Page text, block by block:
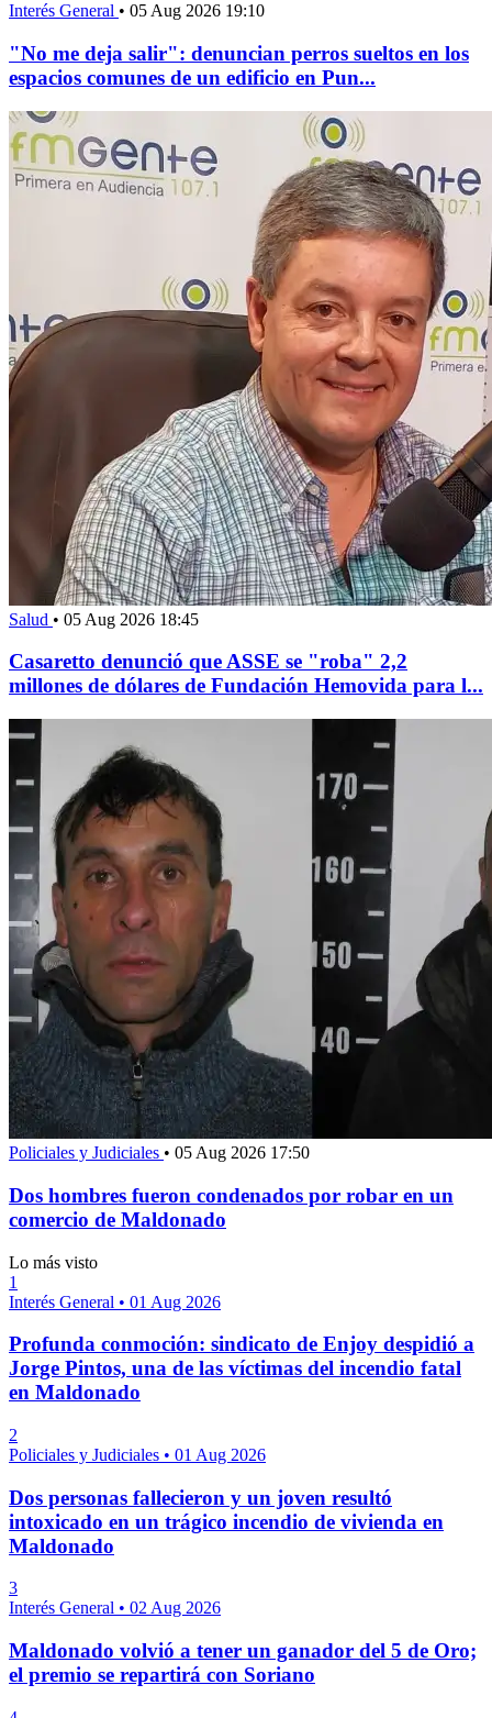
Interés General • 05 Aug 2026 19:10
"No me deja salir": denuncian perros sueltos en los
espacios comunes de un edificio en Pun...
Salud • 05 Aug 2026 18:45
Casaretto denunció que ASSE se "roba" 2,2
millones de dólares de Fundación Hemovida para l...
Policiales y Judiciales • 05 Aug 2026 17:50
Dos hombres fueron condenados por robar en un
comercio de Maldonado
Lo más visto
1
Interés General • 01 Aug 2026
Profunda conmoción: sindicato de Enjoy despidió a
Jorge Pintos, una de las víctimas del incendio fatal
en Maldonado
2
Policiales y Judiciales • 01 Aug 2026
Dos personas fallecieron y un joven resultó
intoxicado en un trágico incendio de vivienda en
Maldonado
3
Interés General • 02 Aug 2026
Maldonado volvió a tener un ganador del 5 de Oro;
el premio se repartirá con Soriano